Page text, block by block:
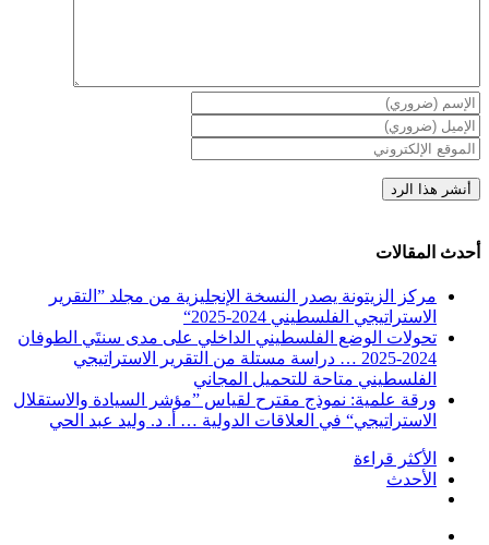
أحدث المقالات
مركز الزيتونة يصدر النسخة الإنجليزية من مجلد ”التقرير
الاستراتيجي الفلسطيني 2024-2025“
تحولات الوضع الفلسطيني الداخلي على مدى سنتَي الطوفان
2024-2025 … دراسة مستلة من التقرير الاستراتيجي
الفلسطيني متاحة للتحميل المجاني
ورقة علمية: نموذج مقترح لقياس ”مؤشر السيادة والاستقلال
الاستراتيجي“ في العلاقات الدولية … أ. د. وليد عبد الحي
الأكثر قراءة
الأحدث